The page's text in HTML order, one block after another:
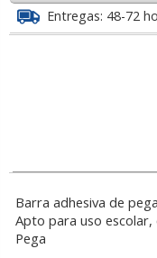
Entregas: 48-72
Barra adhesiva de
Apto para uso escolar,
Pega